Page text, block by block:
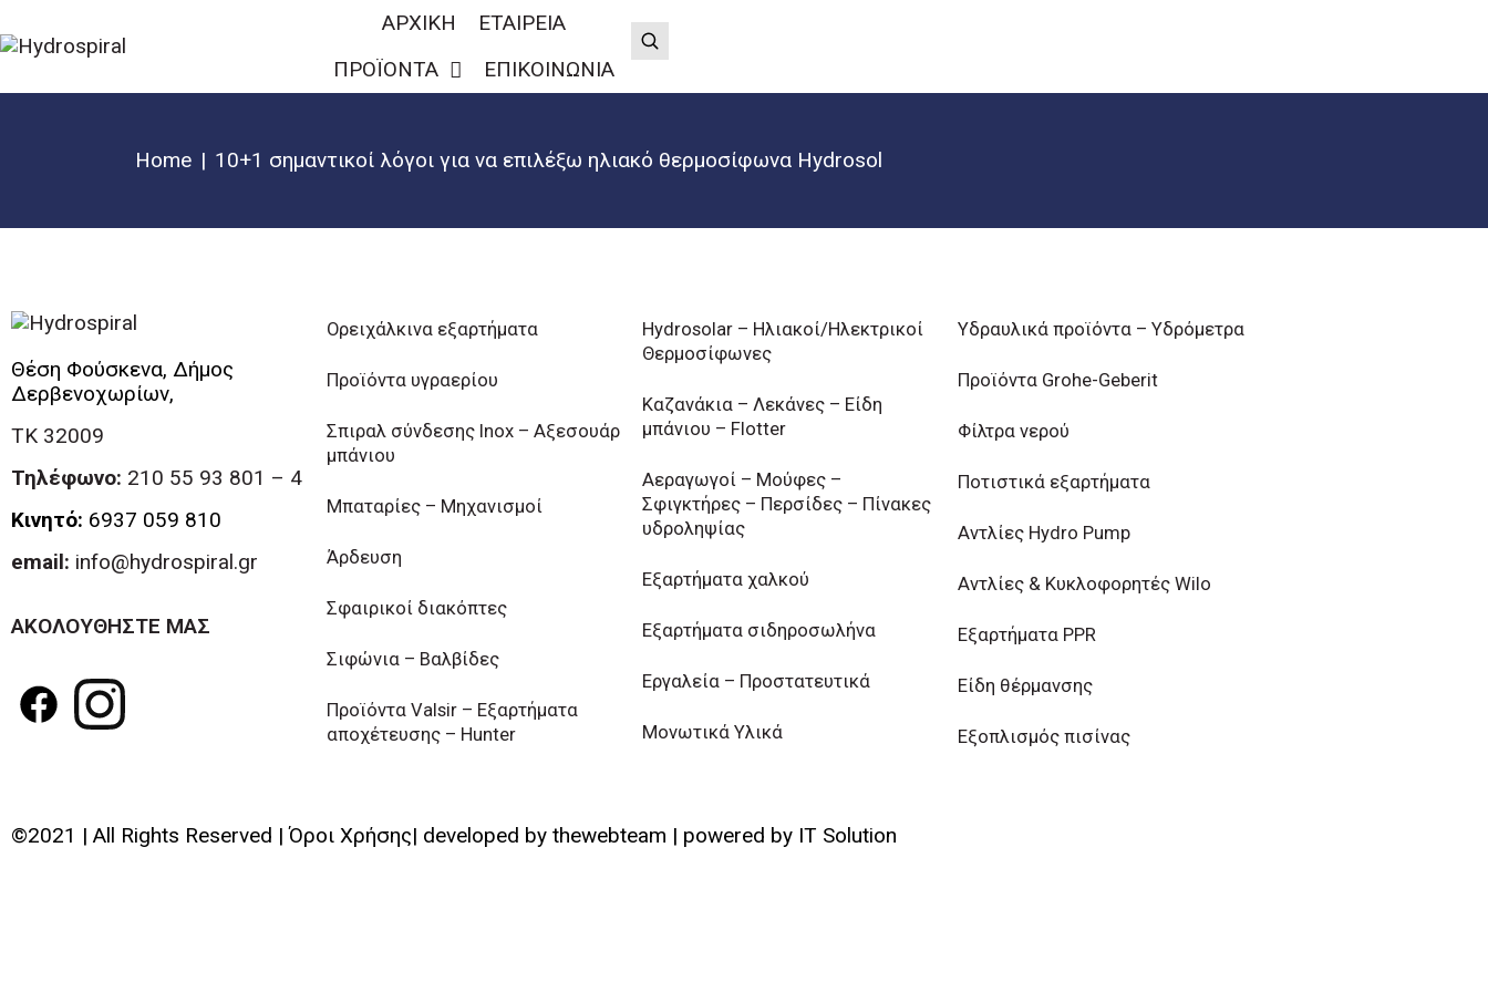
ΑΡΧΙΚΗ
ΕΤΑΙΡΕΙΑ
ΠΡΟΪΟΝΤΑ
ΕΠΙΚΟΙΝΩΝΙΑ
Home 10+1 σημαντικοί λόγοι για να επιλέξω ηλιακό θερμοσίφωνα Hydrosol
Θέση Φούσκενα, Δήμος
Δερβενοχωρίων,
ΤΚ 32009
Τηλέφωνο: 210 55 93 801 – 4
Κινητό: 6937 059 810
email: info@hydrospiral.gr
ΑΚΟΛΟΥΘΗΣΤΕ ΜΑΣ
Ορειχάλκινα εξαρτήματα
Προϊόντα υγραερίου
Σπιραλ σύνδεσης Inox – Αξεσουάρ
μπάνιου
Μπαταρίες – Μηχανισμοί
Άρδευση
Σφαιρικοί διακόπτες
Σιφώνια – Βαλβίδες
Προϊόντα Valsir – Εξαρτήματα
αποχέτευσης – Hunter
Hydrosolar – Ηλιακοί/Ηλεκτρικοί
Θερμοσίφωνες
Καζανάκια – Λεκάνες – Είδη
μπάνιου – Flotter
Αεραγωγοί – Μούφες –
Σφιγκτήρες – Περσίδες – Πίνακες
υδροληψίας
Εξαρτήματα χαλκού
Εξαρτήματα σιδηροσωλήνα
Εργαλεία – Προστατευτικά
Μονωτικά Υλικά
Υδραυλικά προϊόντα – Υδρόμετρα
Προϊόντα Grohe-Geberit
Φίλτρα νερού
Ποτιστικά εξαρτήματα
Αντλίες Hydro Pump
Αντλίες & Κυκλοφορητές Wilo
Εξαρτήματα PPR
Είδη θέρμανσης
Εξοπλισμός πισίνας
©2021 | All Rights Reserved | Όροι Χρήσης| developed by thewebteam | powered by IT Solution